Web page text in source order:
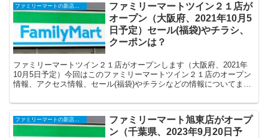
ファミリーマートツイン２１店が
オープン（大阪府、2021年10月5
日予定）セール(福袋)やチラシ、
クーポンは？
ファミリーマートツイン２１店がオープンします（大阪府、2021年
10月5日予定）今回はこのファミリーマートツイン２１店のオープン
情報、アクセス情報、セール(福袋)やチラシなどの情報についてまと
ファミリーマートの新店舗開店・オープンセール(福袋)・閉店、クーポンなど
ファミリーマート旭東店がオープ
ン（千葉県、2023年9月20日予